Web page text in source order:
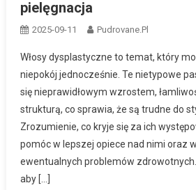
pielęgnacja
2025-09-11 Pudrovane.pl
Włosy dysplastyczne to temat, który
niepokój jednocześnie. Te nietypowe
się nieprawidłowym wzrostem,
strukturą, co sprawia, że są trudne do
Zrozumienie, co kryje się za ich
pomóc w lepszej opiece nad nimi oraz
ewentualnych problemów
aby […]